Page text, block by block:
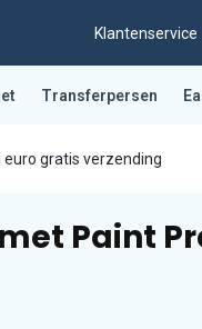
Klantenservice
Transferpersen
euro gratis verzending
Paint